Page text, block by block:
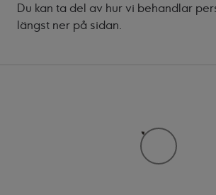
Du kan ta del av hur vi behandlar
längst ner på sidan.